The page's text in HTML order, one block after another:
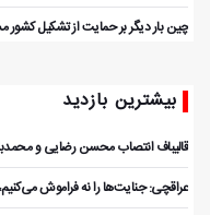
چین بار دیگر بر حمایت از تشکیل کشور
بیشترین بازدید
قالیباف انتصاب محسن رضایی و
عراقچی: جنایت‌ها را نه فراموش